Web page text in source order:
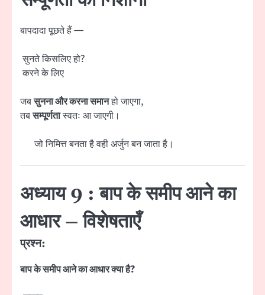
बापदादा पूछते हैं —
सुनते किसलिए हो?
करने के लिए
जबसुनना और करना समानहो जाएगा,
तबसम्पूर्णतास्वतः आ जाएगी।
जो निमित्त बनता है वही अर्जुन बन जाता है।
अध्याय 9 : बाप के समीप आने का
आधार – विशेषताएँ
प्रश्न:
बाप के समीप आने का आधार क्या है?